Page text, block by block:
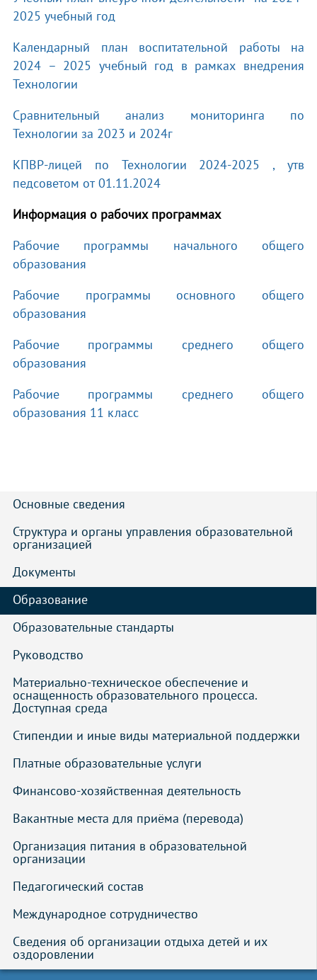
Основные сведения
Структура и органы управления образовательной
организацией
Документы
Образование
Образовательные стандарты
Руководство
Материально-техническое обеспечение и
оснащенность образовательного процесса.
Доступная среда
Стипендии и иные виды материальной поддержки
Платные образовательные услуги
Финансово-хозяйственная деятельность
Вакантные места для приёма (перевода)
Организация питания в образовательной
организации
Педагогический состав
Международное сотрудничество
Сведения об организации отдыха детей и их
оздоровлении
2025 учебный год
Календарный план воспитательной работы на
2024 – 2025 учебный год в рамках внедрения
Технологии
Сравнительный анализ мониторинга по
Технологии за 2023 и 2024г
КПВР-лицей по Технологии 2024-2025 , утв
педсоветом от 01.11.2024
Информация о рабочих программах
Рабочие программы начального общего
образования
Рабочие программы основного общего
образования
Рабочие программы среднего общего
образования
Рабочие программы среднего общего
образования 11 класс